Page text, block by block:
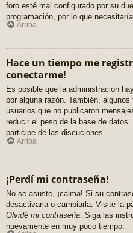
foro esté mal configurado por su
programación, por lo que
Arriba
Hace un tiempo me
conectarme!
Es posible que la administración
por alguna razón. También,
usuarios que no publicaron
reducir el peso de la base de
participe de las discuciones.
Arriba
¡Perdí mi contraseña!
No se asuste, ¡calma! Si su
desactivarla o cambiarla. Visite la
Olvidé mi contraseña . Siga las
nuevamente en muy poco tiempo.